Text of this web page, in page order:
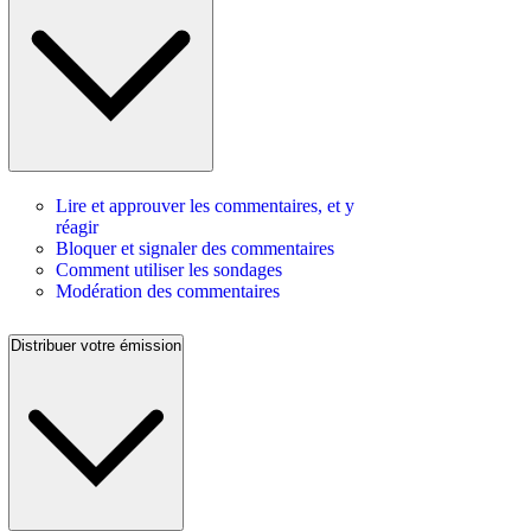
Lire et approuver les commentaires, et y
réagir
Bloquer et signaler des commentaires
Comment utiliser les sondages
Modération des commentaires
Distribuer votre émission